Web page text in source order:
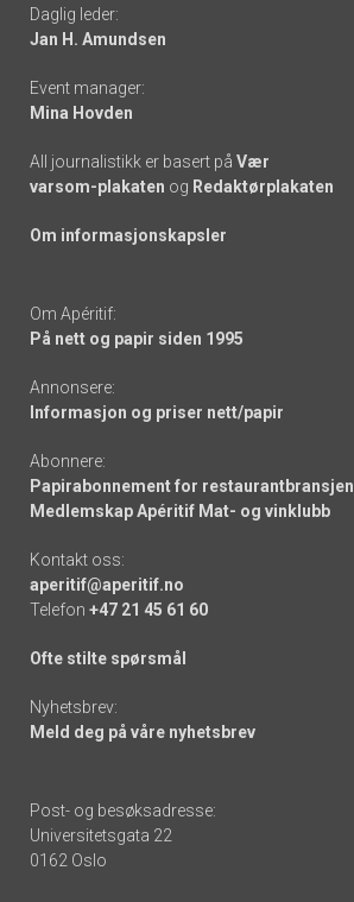
links
Daglig leder:
Jan H. Amundsen
Event manager:
Mina Hovden
All journalistikk er basert på Vær
varsom-plakaten og Redaktørplakaten
Om informasjonskapsler
Om Apéritif:
På nett og papir siden 1995
Annonsere:
Informasjon og priser nett/papir
Abonnere:
Papirabonnement for restaurantbransjen
Medlemskap Apéritif Mat- og vinklubb
Kontakt oss:
aperitif@aperitif.no
Telefon +47 21 45 61 60
Ofte stilte spørsmål
Nyhetsbrev:
Meld deg på våre nyhetsbrev
Post- og besøksadresse:
Universitetsgata 22
0162 Oslo